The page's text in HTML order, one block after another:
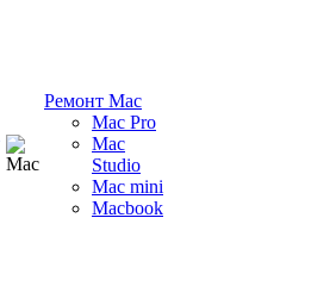
Ремонт Mac
Mac Pro
Mac
Studio
Mac mini
Macbook